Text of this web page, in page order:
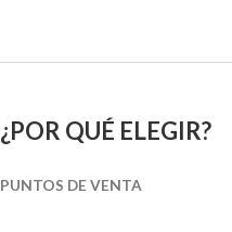
¿POR QUÉ ELEGIR?
PUNTOS DE VENTA